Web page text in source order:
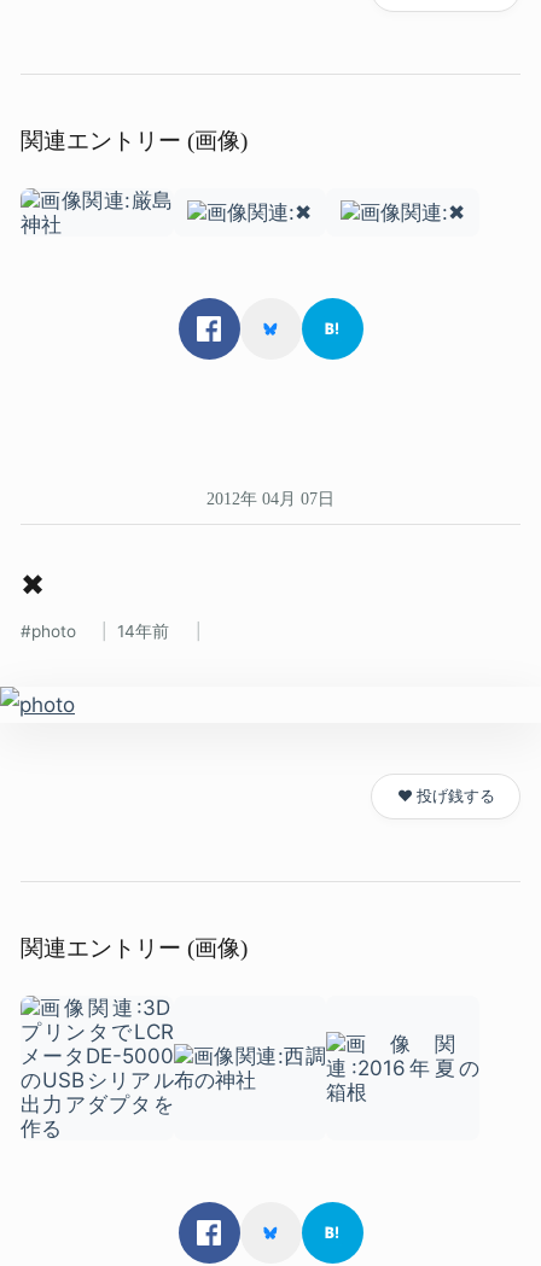
関連エントリー (画像)
2012年 04月 07日
✖
photo 14年前
❤️ 投げ銭する
関連エントリー (画像)